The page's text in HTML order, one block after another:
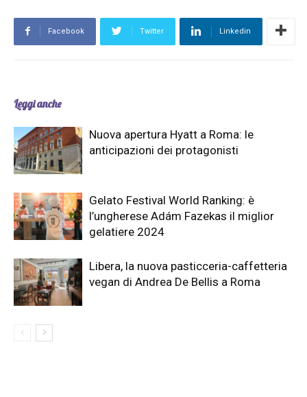
Facebook Twitter Linkedin
Leggi anche
Nuova apertura Hyatt a Roma: le
anticipazioni dei protagonisti
Gelato Festival World Ranking: è
l’ungherese Adám Fazekas il miglior
gelatiere 2024
Libera, la nuova pasticceria-caffetteria
vegan di Andrea De Bellis a Roma